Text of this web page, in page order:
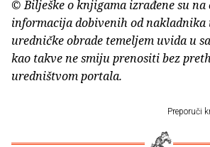
© Bilješke o knjigama izrađene su na
informacija dobivenih od nakladnika
uredničke obrade temeljem uvida u
kao takve ne smiju prenositi bez
uredništvom portala.
Preporuči